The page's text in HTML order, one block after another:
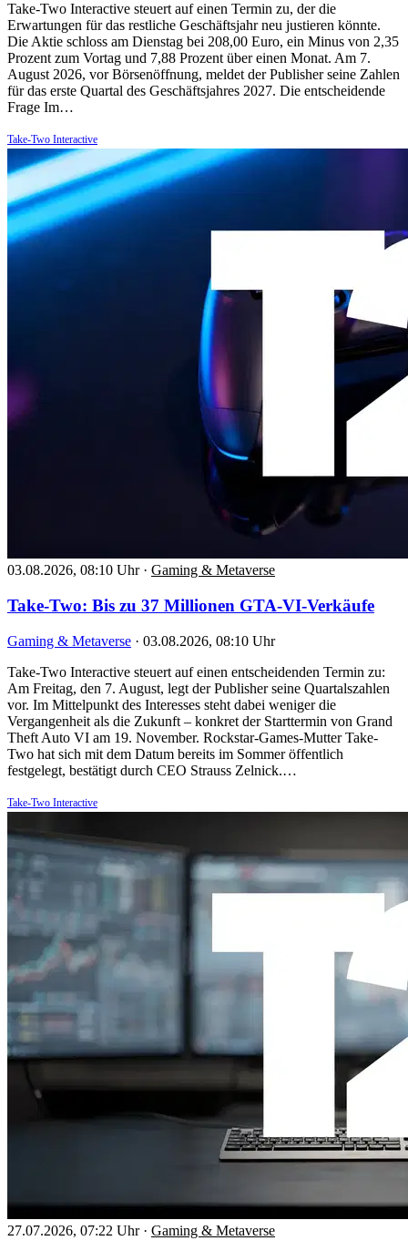
Take-Two Interactive steuert auf einen Termin zu, der die
Erwartungen für das restliche Geschäftsjahr neu justieren könnte.
Die Aktie schloss am Dienstag bei 208,00 Euro, ein Minus von 2,35
Prozent zum Vortag und 7,88 Prozent über einen Monat. Am 7.
August 2026, vor Börsenöffnung, meldet der Publisher seine Zahlen
für das erste Quartal des Geschäftsjahres 2027. Die entscheidende
Frage Im…
Take-Two Interactive
03.08.2026, 08:10 Uhr · Gaming & Metaverse
Take-Two: Bis zu 37 Millionen GTA-VI-Verkäufe
Gaming & Metaverse · 03.08.2026, 08:10 Uhr
Take-Two Interactive steuert auf einen entscheidenden Termin zu:
Am Freitag, den 7. August, legt der Publisher seine Quartalszahlen
vor. Im Mittelpunkt des Interesses steht dabei weniger die
Vergangenheit als die Zukunft – konkret der Starttermin von Grand
Theft Auto VI am 19. November. Rockstar-Games-Mutter Take-
Two hat sich mit dem Datum bereits im Sommer öffentlich
festgelegt, bestätigt durch CEO Strauss Zelnick.…
Take-Two Interactive
27.07.2026, 07:22 Uhr · Gaming & Metaverse